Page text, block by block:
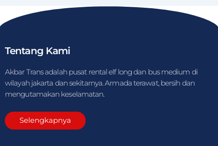
Tentang Kami
Akbar Trans adalah pusat rental elf long dan bus medium di
wilayah jakarta dan sekitarnya. Armada terawat, bersih dan
mengutamakan keselamatan.
Selengkapnya